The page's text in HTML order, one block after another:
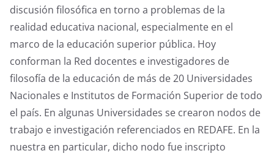
discusión filosófica en torno a problemas de la
realidad educativa nacional, especialmente en el
marco de la educación superior pública. Hoy
conforman la Red docentes e investigadores de
filosofía de la educación de más de 20 Universidades
Nacionales e Institutos de Formación Superior de todo
el país. En algunas Universidades se crearon nodos de
trabajo e investigación referenciados en REDAFE. En la
nuestra en particular, dicho nodo fue inscripto